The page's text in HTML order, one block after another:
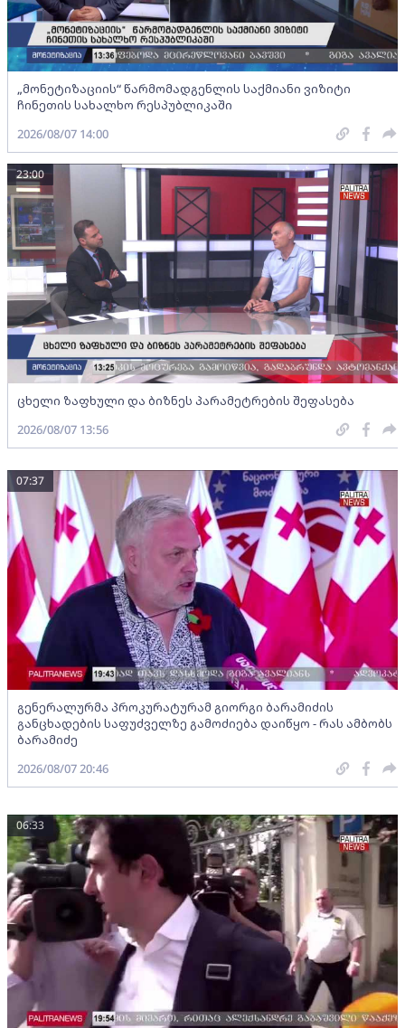
„მონეტიზაციის“ წარმომადგენლის საქმიანი ვიზიტი
ჩინეთის სახალხო რესპუბლიკაში
2026/08/07 14:00
ცხელი ზაფხული და ბიზნეს პარამეტრების შეფასება
23:00
2026/08/07 13:56
გენერალურმა პროკურატურამ გიორგი ბარამიძის
განცხადების საფუძველზე გამოძიება დაიწყო - რას ამბობს
ბარამიძე
07:37
2026/08/07 20:46
06:33